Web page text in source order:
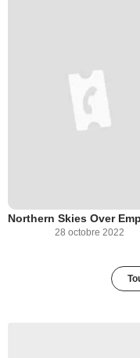
28 octobre 2022